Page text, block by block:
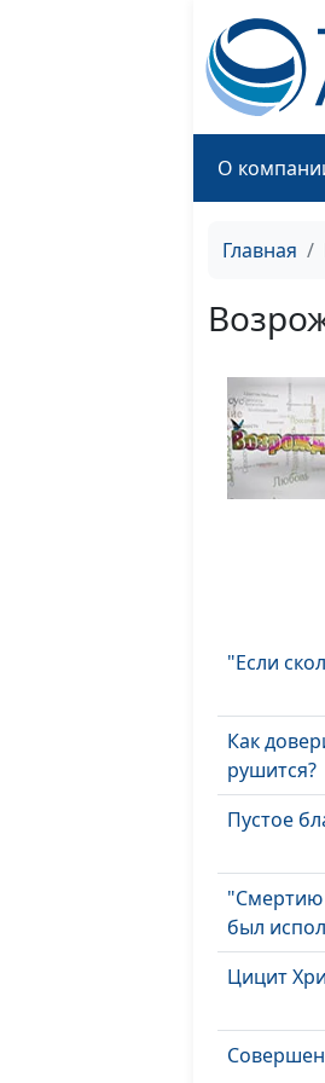
О
Главная
"Если
Как
рушится?
Пустое
был
Цицит